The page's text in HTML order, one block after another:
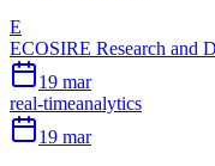
E
ECOSIRE Research and
19 mar
real-timeanalytics
19 mar